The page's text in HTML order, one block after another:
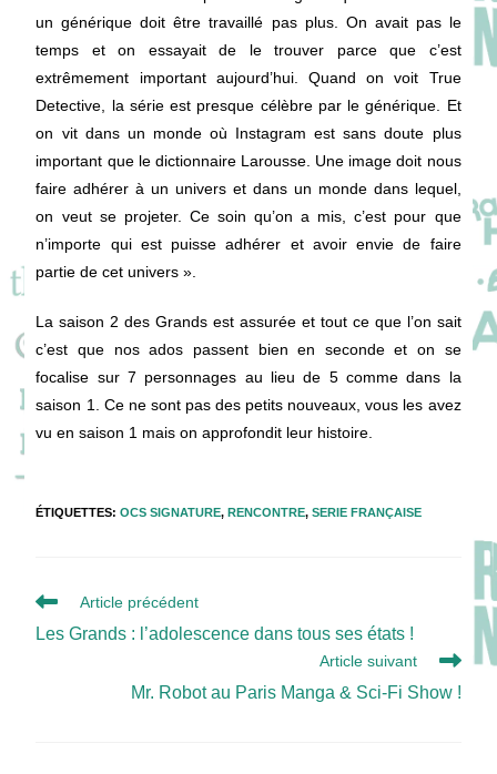
un générique doit être travaillé pas plus. On avait pas le
temps et on essayait de le trouver parce que c’est
extrêmement important aujourd’hui. Quand on voit True
Detective, la série est presque célèbre par le générique. Et
on vit dans un monde où Instagram est sans doute plus
important que le dictionnaire Larousse. Une image doit nous
faire adhérer à un univers et dans un monde dans lequel,
on veut se projeter. Ce soin qu’on a mis, c’est pour que
n’importe qui est puisse adhérer et avoir envie de faire
partie de cet univers ».
La saison 2 des Grands est assurée et tout ce que l’on sait
c’est que nos ados passent bien en seconde et on se
focalise sur 7 personnages au lieu de 5 comme dans la
saison 1. Ce ne sont pas des petits nouveaux, vous les avez
vu en saison 1 mais on approfondit leur histoire.
ÉTIQUETTES:OCS SIGNATURE, RENCONTRE, SERIE FRANÇAISE
Read
articles
Article précédent
Les Grands : l’adolescence dans tous ses états !
Article suivant
Mr. Robot au Paris Manga & Sci-Fi Show !